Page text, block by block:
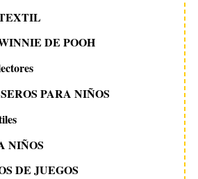
DE POOH
PARA NIÑOS
NIÑOS
DE JUEGOS